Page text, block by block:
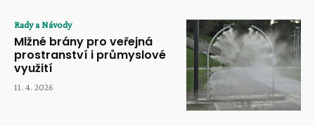
Rady a Návody
Mlžné brány pro veřejná
prostranství i průmyslové
využití
11. 4. 2026